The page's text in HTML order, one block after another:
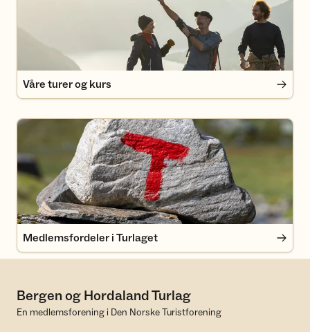
Våre turer og kurs
Medlemsfordeler i Turlaget
Medlemsfordeler i Turlaget
Bergen og Hordaland Turlag
En medlemsforening i Den Norske Turistforening